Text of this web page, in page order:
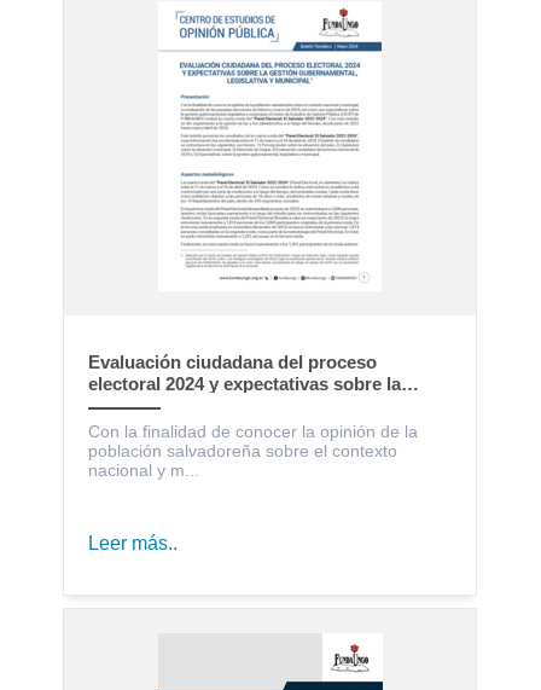
Evaluación ciudadana del proceso
electoral 2024 y expectativas sobre la
gestión gubernamental, legislativa y
municipal
Con la finalidad de conocer la opinión de la
población salvadoreña sobre el contexto
nacional y m...
Leer más..